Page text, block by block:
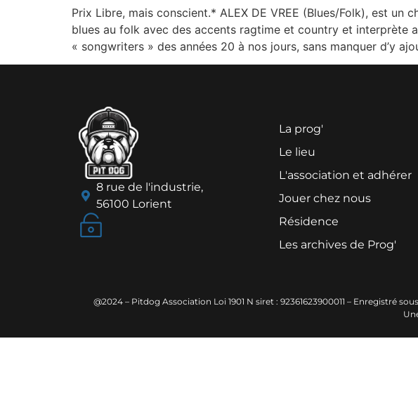
Prix Libre, mais conscient.* ALEX DE VREE (Blues/Folk), est
blues au folk avec des accents ragtime et country et interprète
« songwriters » des années 20 à nos jours, sans manquer d’y
8 rue de l'industrie,
56100 Lorient
La prog'
Le lieu
L'association et adhérer
Jouer chez nous
Résidence
Les archives de Prog'
@2024 – Pitdog Association Loi 1901 N siret : 92361623900011 – Enregistré